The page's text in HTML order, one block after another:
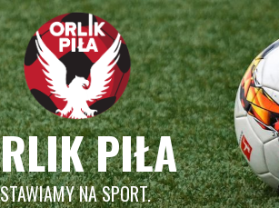
PIŁA
STAWIAMY NA SPORT.